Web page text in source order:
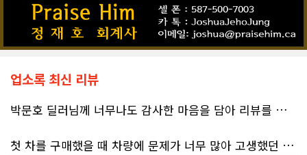
업소록 최신 리뷰
박문호 딜러님께 너무나도 감사한 마음을 담아 리뷰를 남깁니다.
첫 차를 구매했을 때 차량에 문제가 너무 많아 고생했던 경험이 있어서, 이번에는 정말 신중하게 고민하고 꼼꼼하게 알아본 후 차를 구매하고 싶었습니다. 그러던 중 사우스포인트의 박문호 딜러님을 만나면서 그동안의 고민이 모두 해결되었습니다.